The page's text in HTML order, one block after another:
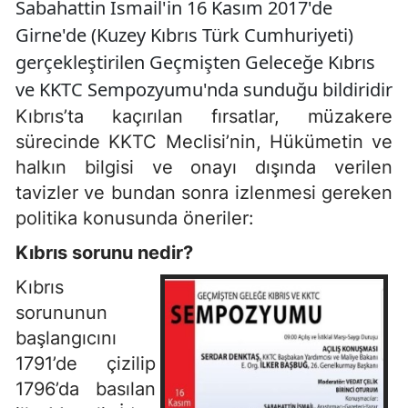
Sabahattin İsmail'in 16 Kasım 2017'de
Girne'de (Kuzey Kıbrıs Türk Cumhuriyeti)
gerçekleştirilen Geçmişten Geleceğe Kıbrıs
ve KKTC Sempozyumu'nda sunduğu bildiridir
Kıbrıs’ta kaçırılan fırsatlar, müzakere
sürecinde KKTC Meclisi’nin, Hükümetin ve
halkın bilgisi ve onayı dışında verilen
tavizler ve bundan sonra izlenmesi gereken
politika konusunda öneriler:
Kıbrıs sorunu nedir?
Kıbrıs
sorununun
başlangıcını
1791’de çizilip
1796’da basılan